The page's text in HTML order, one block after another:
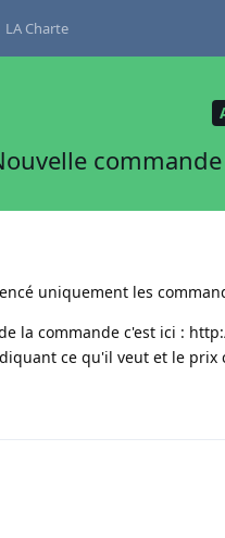
LA Charte
uniquement les
la commande c'est ici :
ce qu'il veut et le prix